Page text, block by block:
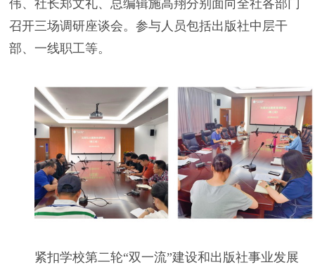
伟、社长郑文礼、总编辑施高翔分别面向全社各部门
召开三场调研座谈会。参与人员包括出版社中层干
部、一线职工等。
紧扣学校第二轮“双一流”建设和出版社事业发展